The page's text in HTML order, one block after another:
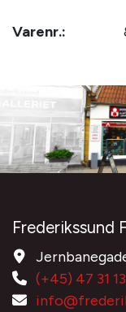
Varenr.:
Frederikssund
(+45) 47 31